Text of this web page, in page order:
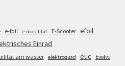
e-foil e-mobilität E-Scooter efoil
Einrad
am wasser elektroquad euc
Evolve